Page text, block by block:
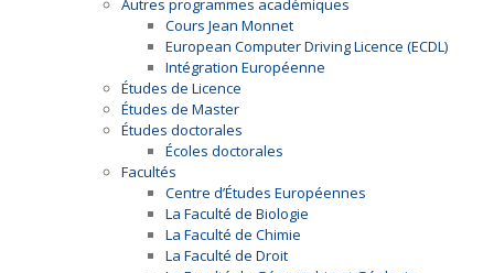
Autres programmes académiques
Cours Jean Monnet
European Computer Driving Licence (ECDL)
Intégration Européenne
Études de Licence
Études de Master
Études doctorales
Écoles doctorales
Facultés
Centre d’Études Européennes
La Faculté de Biologie
La Faculté de Chimie
La Faculté de Droit